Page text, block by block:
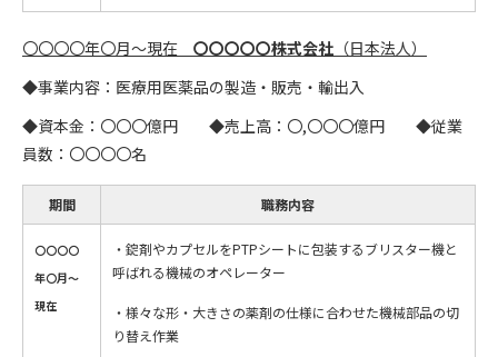
〇〇〇〇年〇月～現在 〇〇〇〇〇株式会社 （日本法人）
◆事業内容：医療用医薬品の製造・販売・輸出入
◆資本金：〇〇〇億円 ◆売上高：〇,〇〇〇億円 ◆従業
員数：〇〇〇〇名
期間 職務内容
〇〇〇〇
年〇月～
現在
・錠剤やカプセルをPTPシートに包装するブリスター機と
呼ばれる機械のオペレーター
・様々な形・大きさの薬剤の仕様に合わせた機械部品の切
り替え作業